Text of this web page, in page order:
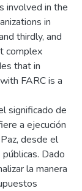
involved in the
in
thirdly, and
complex
that in
FARC is a
significado de
a ejecución
desde el
Dado
la manera